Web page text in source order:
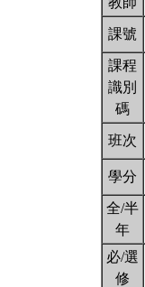
課號
課程
識別
碼
班次
學分
全/半
年
必/選
修